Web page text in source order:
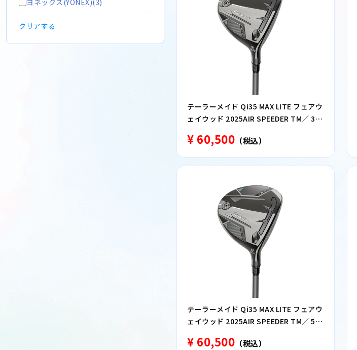
ヨネックス(YONEX)(3)
クリアする
テーラーメイド Qi35 MAX LITE フェアウ
ェイウッド 2025AIR SPEEDER TM／ 3番
¥ 60,500 （税込）
テーラーメイド Qi35 MAX LITE フェアウ
ェイウッド 2025AIR SPEEDER TM／ 5番
¥ 60,500 （税込）